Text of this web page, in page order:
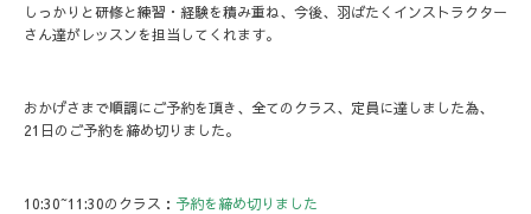
しっかりと研修と練習・経験を積み重ね、今後、羽ばたくインストラクター
さん達がレッスンを担当してくれます。
おかげさまで順調にご予約を頂き、全てのクラス、定員に達しました為、
21日のご予約を締め切りました。
10:30~11:30のクラス： 予約を締め切りました